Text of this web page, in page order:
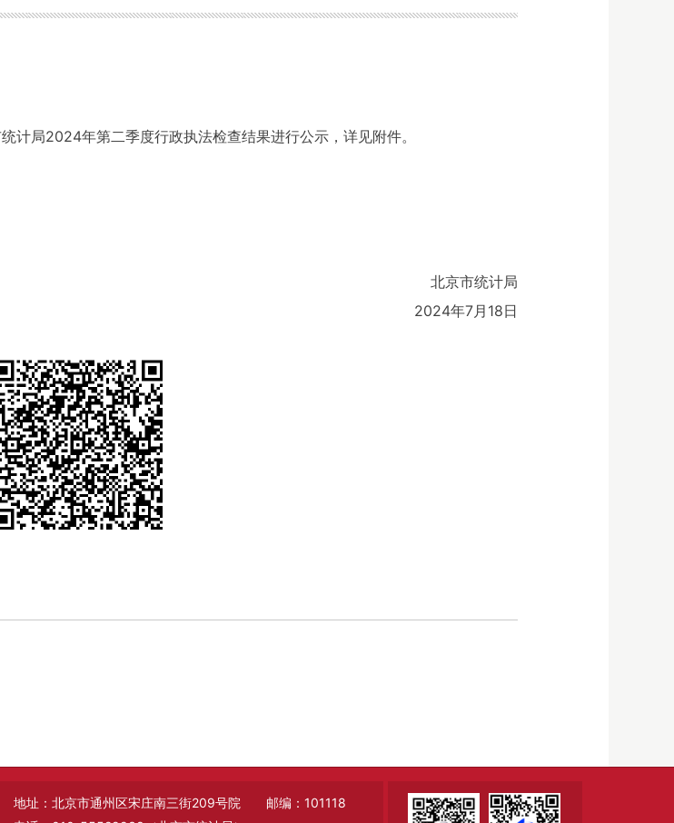
计局2024年第二季度行政执法检查结果进行公示，详见附件。
北京市统计局
2024年7月18日
地址：北京市通州区宋庄南三街209号院 邮编：101118